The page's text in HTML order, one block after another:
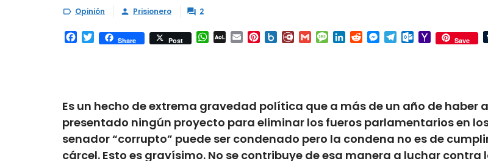
 Opinión  Prisionero  2
Facebook
TwitterShare Post WhatsApp
AOL Email Pinterest
Box.netDiary.RuGmailMessage
LinkedInRedditMessenger
TelegramOutlook.com
YahooSave
Es un hecho de extrema gravedad política que a más de un año de haber
presentado ningún proyecto para eliminar los fueros parlamentarios en
senador “corrupto” puede ser condenado pero la condena no es de
cárcel. Esto es gravísimo. No se contribuye de esa manera a luchar contra